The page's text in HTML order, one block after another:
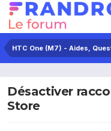
HTC One (M7) - Aides,
Désactiver
Store